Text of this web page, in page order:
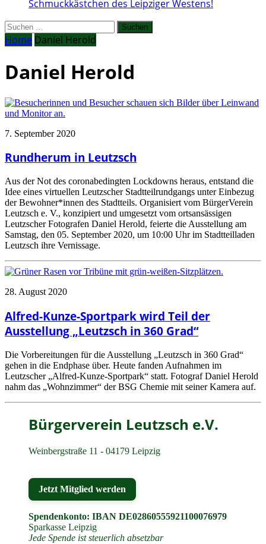
Schmuckkästchen des Leipziger Westens!
Suchen
nach:
Home Daniel Herold
Daniel Herold
7. September 2020
Rundherum in Leutzsch
Aus der Not des coronabedingten Lockdowns heraus, entstand die
Idee eines virtuellen Leutzscher Stadtteilrundgangs unter Einbezug
der Bewohner*innen des Stadtteils. Organisiert vom BürgerVerein
Leutzsch e. V., konzipiert und umgesetzt vom ortsansässigen
Leutzscher Fotografen Daniel Herold, feierte die Ausstellung am
Samstag, den 05. September 2020, um 10:00 Uhr im Stadtteilladen
Leutzsch ihre Vernissage.
28. August 2020
Alfred-Kunze-Sportpark wird Teil der
Ausstellung „Leutzsch in 360 Grad“
Die Vorbereitungen für die Ausstellung „Leutzsch in 360 Grad“
gehen in die Endphase über. Heute fanden Aufnahmen im
Leutzscher „Alfred-Kunze-Sportpark“ statt. Fotograf Daniel Herold
nahm das „Wohnzimmer“ der BSG Chemie mit seiner Kamera auf.
Bürgerverein Leutzsch e.V.
Weinbergstraße 11 - 04179 Leipzig
Jetzt Mitglied werden
Spendenkonto: IBAN DE02860555921100076979
Sparkasse Leipzig
Jede Spende ist steuerlich absetzbar